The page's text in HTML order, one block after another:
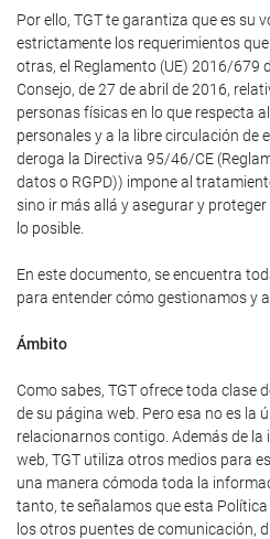
Por ello, TGT te garantiza que es su
estrictamente los requerimientos
otras, el Reglamento (UE) 2016/679
Consejo, de 27 de abril de 2016,
personas físicas en lo que respecta
personales y a la libre circulación de
deroga la Directiva 95/46/CE
datos o RGPD)) impone al
sino ir más allá y asegurar y
lo posible.
En este documento, se encuentra
para entender cómo gestionamos y
Ámbito
Como sabes, TGT ofrece toda clase
de su página web. Pero esa no es la
relacionarnos contigo. Además de
web, TGT utiliza otros medios para
una manera cómoda toda la
tanto, te señalamos que esta
los otros puentes de comunicación,